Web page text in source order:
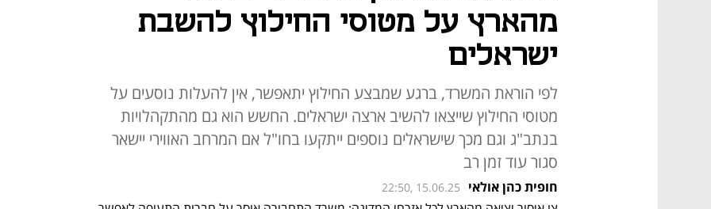
מהארץ על מטוסי החילוץ להשבת
ישראלים
לפי הוראת המשרד, ברגע שמבצע החילוץ יתאפשר, אין להעלות נוסעים על
מטוסי החילוץ שייצאו להשיב ארצה ישראלים. החשש הוא גם מהתקהלויות
בנתב"ג וגם מכך שישראלים נוספים ייתקעו בחו"ל אם המרחב האווירי יישאר
סגור עוד זמן רב
חופית כהן אולאי 22:50, 15.06.25